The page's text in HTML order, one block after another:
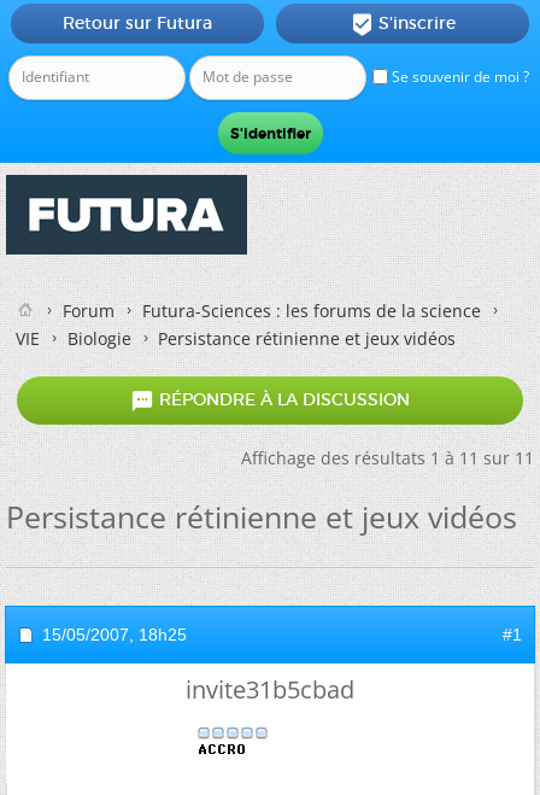
Se souvenir de moi ?
Retour sur Futura  S'inscrire
Forum
Futura-Sciences : les forums de la science
VIE
Biologie Persistance rétinienne et jeux vidéos
 RÉPONDRE À LA DISCUSSION
Affichage des résultats 1 à 11 sur 11
Persistance rétinienne et jeux vidéos
15/05/2007, 18h25 #1
invite31b5cbad